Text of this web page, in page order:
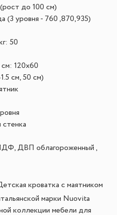
(рост до 100 см)
(3 уровня - 760 ,870,935)
50
см: 120x60
см, 50 см)
ДВП облагороженный ,
кроватка с маятником
марки Nuovita
коллекции мебели для